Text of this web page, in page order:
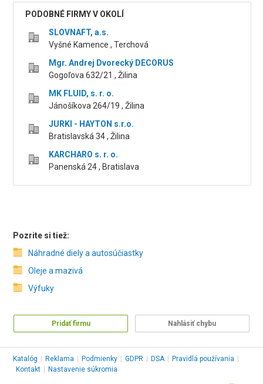
PODOBNÉ FIRMY V OKOLÍ
SLOVNAFT, a.s.
Vyšné Kamence , Terchová
Mgr. Andrej Dvorecký DECORUS
Gogoľova 632/21 , Žilina
MK FLUID, s. r. o.
Jánošíkova 264/19 , Žilina
JURKI - HAYTON s.r.o.
Bratislavská 34 , Žilina
KARCHARO s. r. o.
Panenská 24 , Bratislava
Pozrite si tiež:
Náhradné diely a autosúčiastky
Oleje a mazivá
Výfuky
Pridať firmu Nahlásiť chybu
Katalóg Reklama Podmienky GDPR DSA Pravidlá používania
Kontakt
Nastavenie súkromia